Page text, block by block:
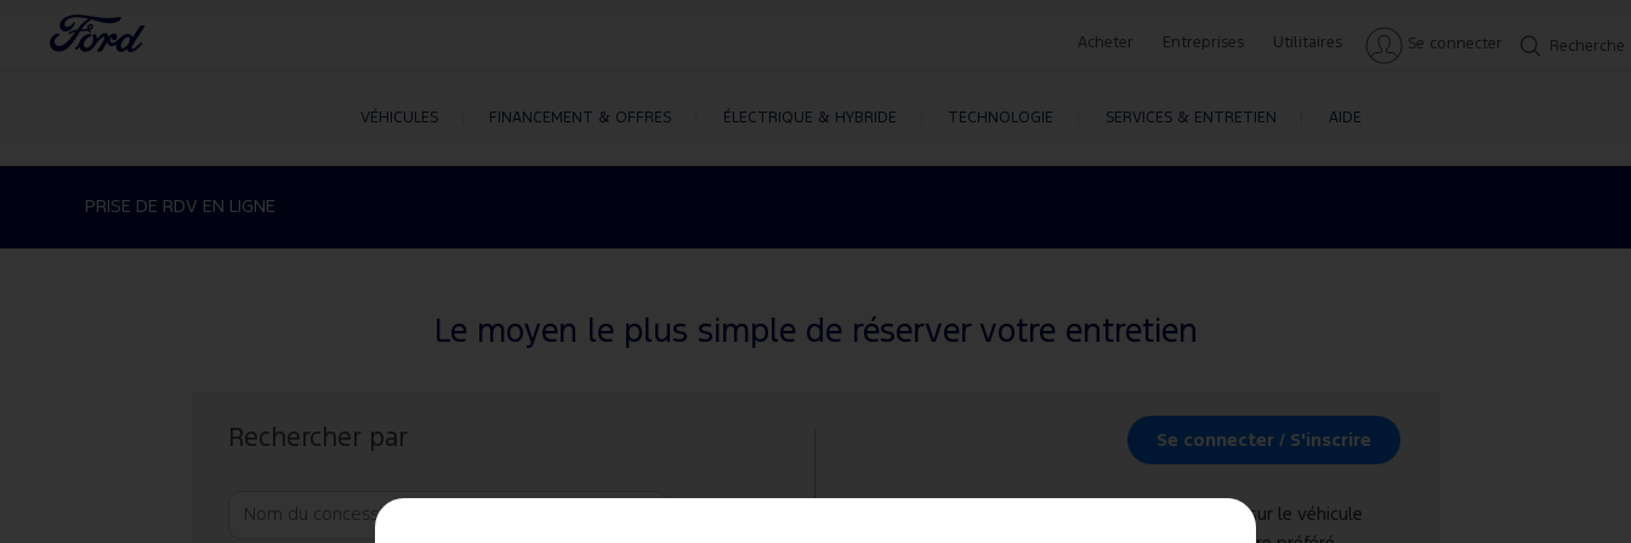
Acheter Entreprises Utilitaires Se connecter Recherche
VÉHICULES FINANCEMENT & OFFRES ÉLECTRIQUE & HYBRIDE TECHNOLOGIE SERVICES & ENTRETIEN AIDE
PRISE DE RDV EN LIGNE
Le moyen le plus simple de réserver votre entretien
Rechercher par Se connecter / S'inscrire
Informations sur le véhicule